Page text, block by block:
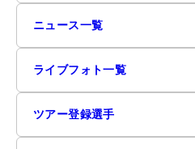
ニュース一覧
ライブフォト一覧
ツアー登録選手